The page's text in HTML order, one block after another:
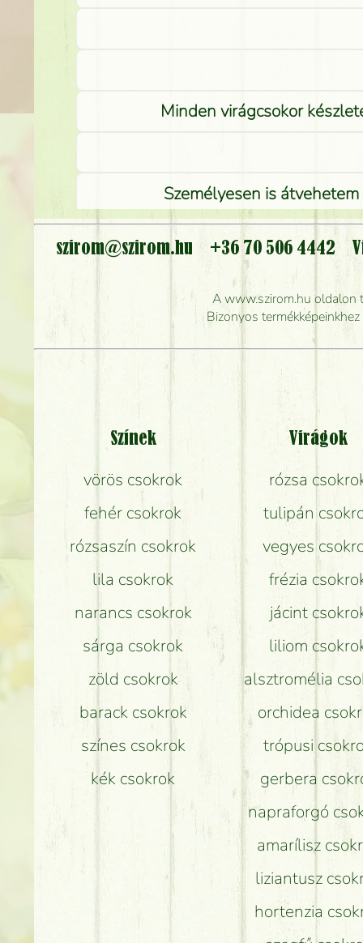
Minden virágcsokor
Személyesen is
Mennyire gyorsan
szirom@szirom.hu +36 70 506 4442
A www.szirom.hu oldalon
Bizonyos
Színek
vörös csokrok
fehér csokrok
rózsaszín csokrok
lila csokrok
narancs csokrok
sárga csokrok
zöld csokrok
barack csokrok
színes csokrok
kék csokrok
Virágok
rózsa
tulipán
vegyes
frézia
jácint
liliom
alsztromélia
orchidea
trópusi
gerbera
napraforgó
amarílisz
liziantusz
hortenzia